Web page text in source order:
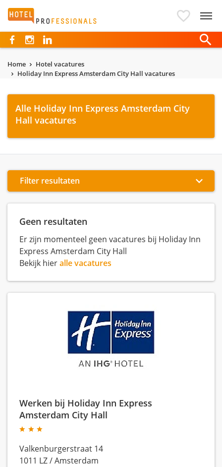
Hotelprofessionals
Home
Hotel vacatures
Holiday Inn Express Amsterdam City Hall vacatures
Alle Holiday Inn Express Amsterdam City
Hall vacatures
Filter resultaten
Geen resultaten
Er zijn momenteel geen vacatures bij Holiday Inn
Express Amsterdam City Hall
Bekijk hieralle vacatures
Werken bij Holiday Inn Express
Amsterdam City Hall
Valkenburgerstraat 14
1011 LZ/Amsterdam